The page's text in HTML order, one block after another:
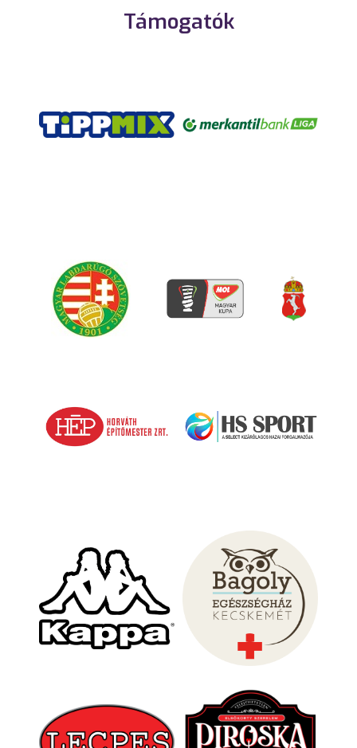
Támogatók